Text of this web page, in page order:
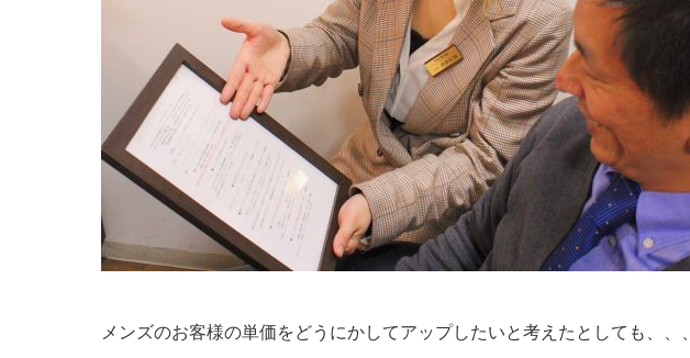
メンズのお客様の単価をどうにかしてアップしたいと考えたとしても、、、